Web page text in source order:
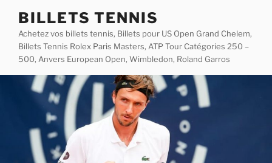
content
BILLETS TENNIS
Achetez vos billets tennis, Billets pour US Open Grand Chelem,
Billets Tennis Rolex Paris Masters, ATP Tour Catégories 250 –
500, Anvers European Open, Wimbledon, Roland Garros